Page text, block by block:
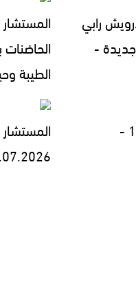
رابي
-
الطيبة وحيفا -